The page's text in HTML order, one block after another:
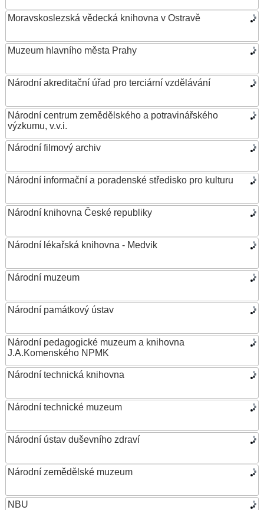
Moravskoslezská vědecká knihovna v Ostravě
Muzeum hlavního města Prahy
Národní akreditační úřad pro terciární vzdělávání
Národní centrum zemědělského a potravinářského
výzkumu, v.v.i.
Národní filmový archiv
Národní informační a poradenské středisko pro kulturu
Národní knihovna České republiky
Národní lékařská knihovna - Medvik
Národní muzeum
Národní památkový ústav
Národní pedagogické muzeum a knihovna
J.A.Komenského NPMK
Národní technická knihovna
Národní technické muzeum
Národní ústav duševního zdraví
Národní zemědělské muzeum
NBU